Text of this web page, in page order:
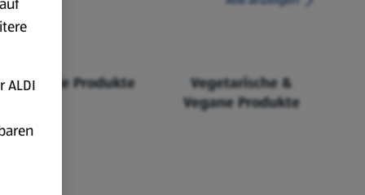
Fairtrade Produkte
Vegetarische &
Vegane Produkte
ALDI